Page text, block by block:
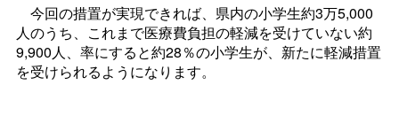
今回の措置が実現できれば、県内の小学生約3万5,000
人のうち、これまで医療費負担の軽減を受けていない約
9,900人、率にすると約28％の小学生が、新たに軽減措置
を受けられるようになります。